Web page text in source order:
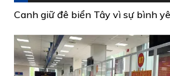
Canh giữ đê biển Tây vì sự bình